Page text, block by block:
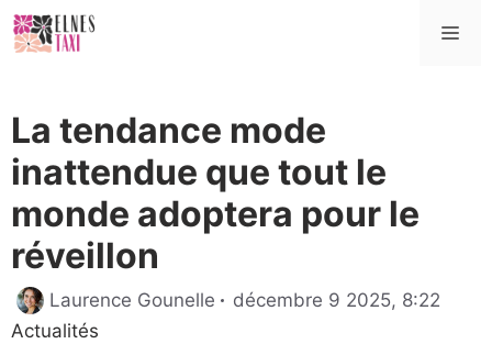
Aller
au
La tendance mode
inattendue que tout le
monde adoptera pour le
réveillon
Laurence Gounelle décembre 9 2025, 8:22
Actualités